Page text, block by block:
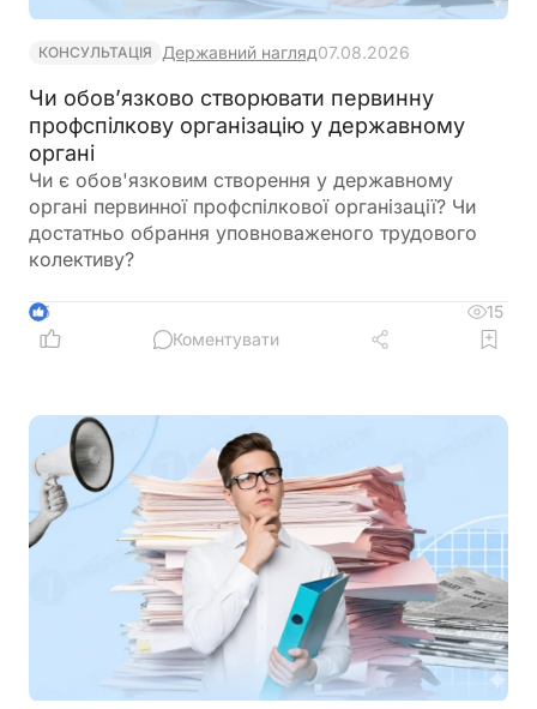
КОНСУЛЬТАЦІЯ Державний нагляд07.08.2026
Чи обов’язково створювати первинну
профспілкову організацію у державному
органі
Чи є обов'язковим створення у державному
органі первинної профспілкової організації? Чи
достатньо обрання уповноваженого трудового
колективу?
5
15
Коментувати